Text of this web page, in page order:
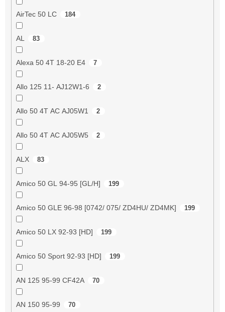
AirTec 50 LC 184
AL 83
Alexa 50 4T 18-20 E4 7
Allo 125 11- AJ12W1-6 2
Allo 50 4T AC AJ05W1 2
Allo 50 4T AC AJ05W5 2
ALX 83
Amico 50 GL 94-95 [GL/H] 199
Amico 50 GLE 96-98 [0742/ 075/ ZD4HU/ ZD4MK] 199
Amico 50 LX 92-93 [HD] 199
Amico 50 Sport 92-93 [HD] 199
AN 125 95-99 CF42A 70
AN 150 95-99 70